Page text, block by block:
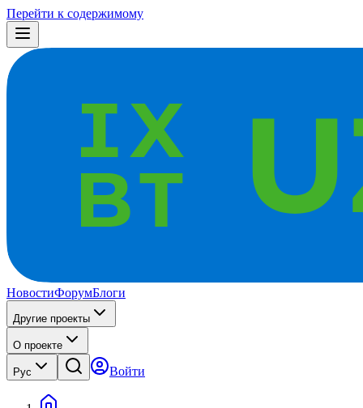
Перейти к содержимому
НовостиФорумБлоги
Другие проекты
О проекте
Рус Войти